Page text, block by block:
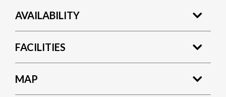
AVAILABILITY
FACILITIES
MAP